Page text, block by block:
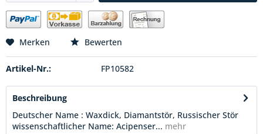
Merken Bewerten
Artikel-Nr.: FP10582
Beschreibung
Deutscher Name : Waxdick, Diamantstör, Russischer Stör
wissenschaftlicher Name: Acipenser... mehr